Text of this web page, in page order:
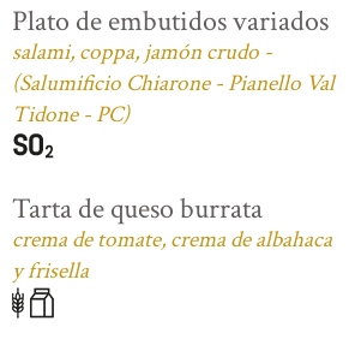
Plato de embutidos variados
salami, coppa, jamón crudo -
(Salumificio Chiarone - Pianello Val
Tidone - PC)
Tarta de queso burrata
crema de tomate, crema de albahaca
y frisella